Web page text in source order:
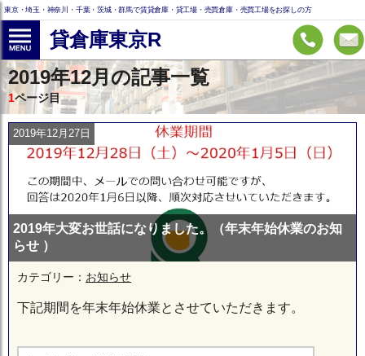
東京・埼玉・神奈川・千葉・茨城・群馬で賃貸倉庫・貸工場・売買倉庫・売買工場をお探しの方
貸倉庫東京R
2019年12月の記事一覧
1ページ目
2019年12月27日
2019年大変お世話になりました。（年末年始休業のお知
らせ ）
カテゴリー： お知らせ
下記期間を年末年始休業とさせていただきます。